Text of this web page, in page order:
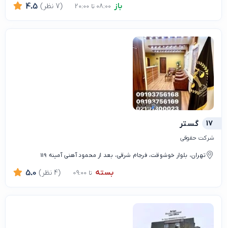
باز 4.5 (7 نظر)
17 گستر
شرکت حقوقی
تهران، بلوار خوشوقت، فرجام شرقی، بعد از محمود آهنی آمینه 119
بسته تا 09:00 5.0 (4 نظر)